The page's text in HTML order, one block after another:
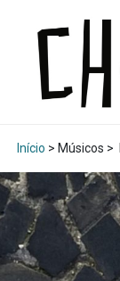
Início > Músicos >